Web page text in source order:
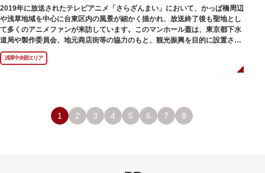
2019年に放送されたテレビアニメ「さらざんまい」において、かっぱ橋周辺
や浅草地域を中心に台東区内の風景が細かく描かれ、放送終了後も聖地とし
て多くのアニメファンが来訪しています。このマンホール蓋は、東京都下水
道局や製作委員会、地元商店街等の協力のもと、観光振興を目的に設置され
ました。
描かれているのは、主人公である矢逆一稀、久慈悠、陣内燕太の3人が、か
っぱ橋に封印されていた謎のカッパ型生命体“ケッピ”によって河童の姿に変
浅草中央部エリア
1 2 3 4 5 6 7 8